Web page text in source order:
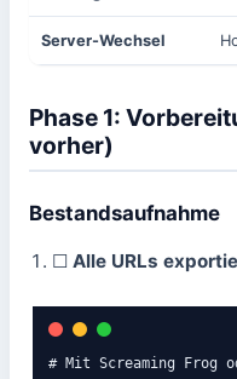
Server-Wechsel
Phase 1:
vorher)
Bestandsaufnahme
☐Alle URLs
# Mit Screaming Frog